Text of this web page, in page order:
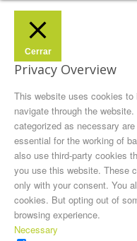
Cerrar
Privacy Overview
This website uses cookies
navigate through the
categorized as necessary
essential for the working of
also use third-party cookies
you use this website. These
only with your consent. You
cookies. But opting out of
browsing experience.
Necessary